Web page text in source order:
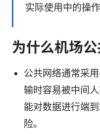
实际使用中的操
为什么机场
公共网络通常采
输时容易被中间
能对数据进行端
险。